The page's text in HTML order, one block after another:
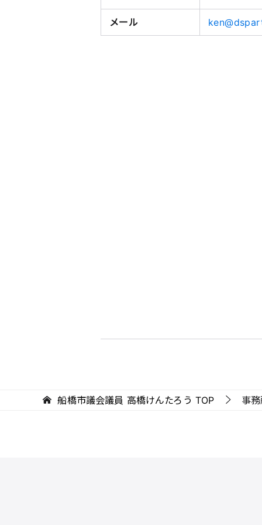
メール
船橋市議会議員 高橋けんたろう TOP 事